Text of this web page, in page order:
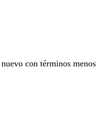
con términos menos